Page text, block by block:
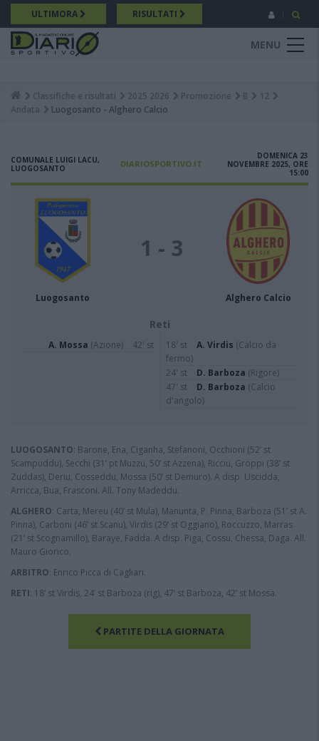
Salta
al
contenuto
principale
ULTIMORA RISULTATI
MENU
Breadcrumb
Classifiche e risultati 2025 2026 Promozione B
12
Andata
Luogosanto - Alghero Calcio
COMUNALE LUIGI LACU,
LUOGOSANTO
DIARIOSPORTIVO.IT
DOMENICA 23
NOVEMBRE 2025, ORE
15:00
Luogosanto
1 - 3
Alghero Calcio
Reti
A. Mossa (Azione) 42' st 18' st A. Virdis (Calcio da
fermo)
24' st
D. Barboza (Rigore)
47' st
D. Barboza (Calcio
d'angolo)
LUOGOSANTO: Barone, Ena, Ciganha, Stefanoni, Occhioni (52’ st
Scampuddu), Secchi (31’ pt Muzzu, 50’ st Azzena), Ricciu, Groppi (38’ st
Zuddas), Deriu, Cosseddu, Mossa (50’ st Demuro). A disp. Uscidda,
Arricca, Bua, Frasconi. All. Tony Madeddu.
ALGHERO: Carta, Mereu (40’ st Mula), Manunta, P. Pinna, Barboza (51’ st A.
Pinna), Carboni (46’ st Scanu), Virdis (29’ st Oggiano), Roccuzzo, Marras
(21’ st Scognamillo), Baraye, Fadda. A disp. Piga, Cossu, Chessa, Daga. All.
Mauro Giorico.
ARBITRO: Enrico Picca di Cagliari.
RETI: 18’ st Virdis, 24’ st Barboza (rig), 47’ st Barboza, 42’ st Mossa.
PARTITE DELLA GIORNATA